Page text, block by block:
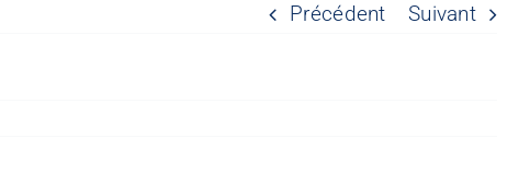
Précédent Suivant